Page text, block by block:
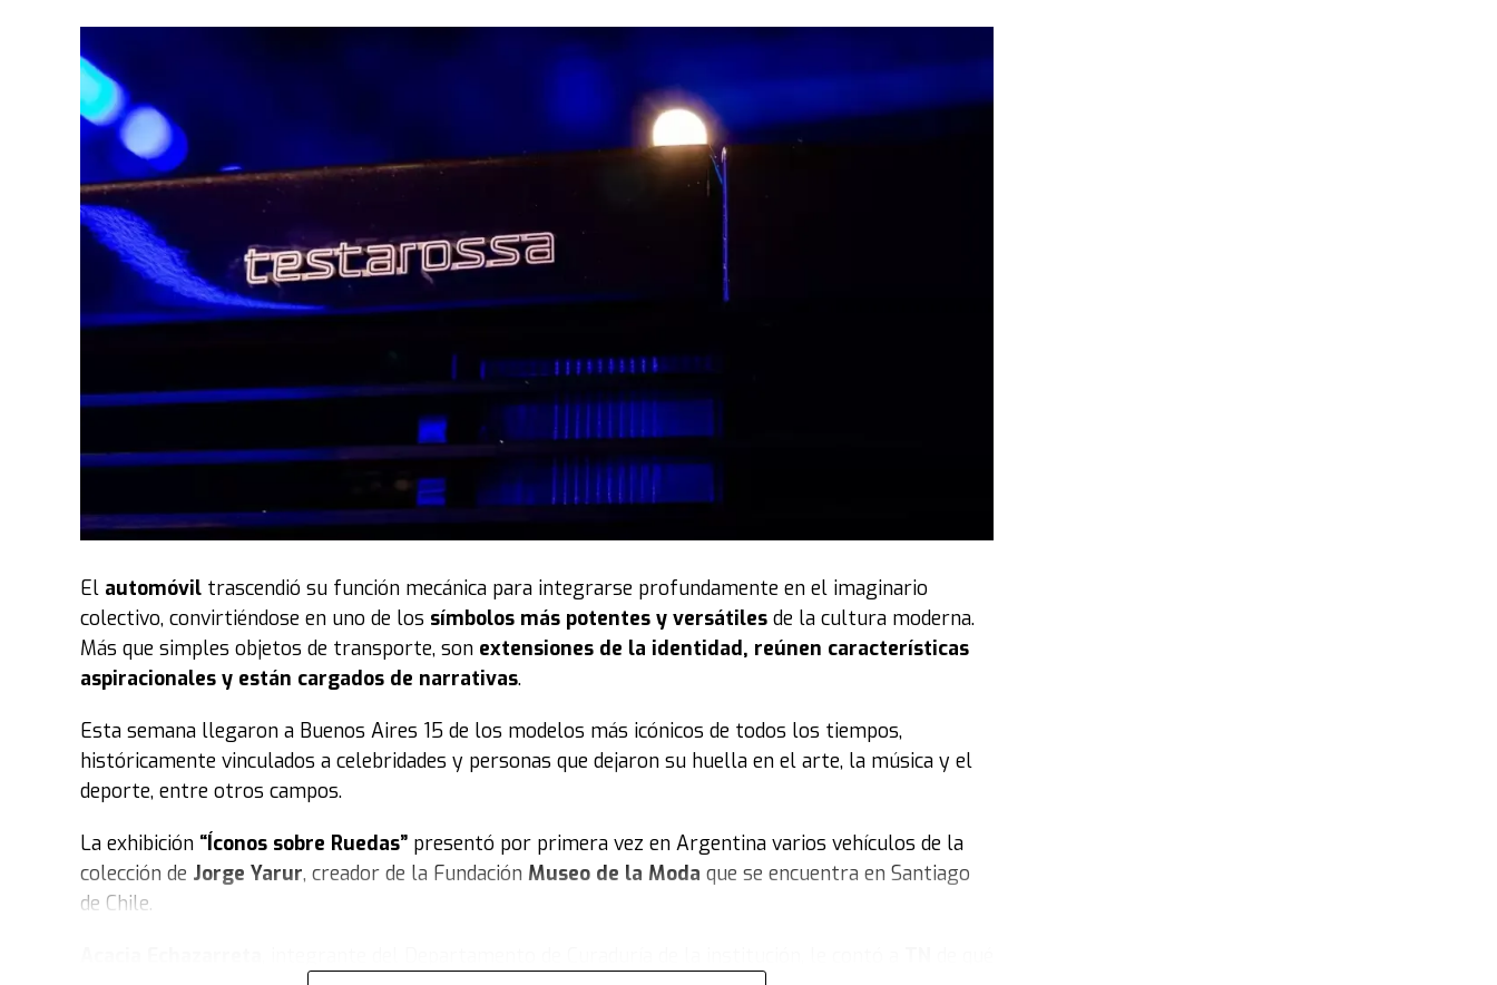
El automóvil trascendió su función mecánica para integrarse profundamente en el imaginario
colectivo, convirtiéndose en uno de los símbolos más potentes y versátiles de la cultura moderna.
Más que simples objetos de transporte, son extensiones de la identidad, reúnen características
aspiracionales y están cargados de narrativas.
Esta semana llegaron a Buenos Aires 15 de los modelos más icónicos de todos los tiempos,
históricamente vinculados a celebridades y personas que dejaron su huella en el arte, la música y el
deporte, entre otros campos.
La exhibición “Íconos sobre Ruedas” presentó por primera vez en Argentina varios vehículos de la
colección de Jorge Yarur, creador de la Fundación Museo de la Moda que se encuentra en Santiago
de Chile.